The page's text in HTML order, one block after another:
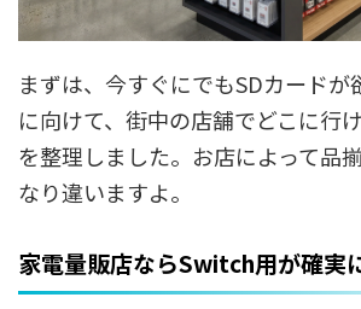
まずは、今すぐにでもSDカードが
に向けて、街中の店舗でどこに行
を整理しました。お店によって品
なり違いますよ。
家電量販店ならSwitch用が確実